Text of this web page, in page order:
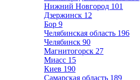
Нижний Новгород 101
Дзержинск 12
Бор 9
Челябинская область 196
Челябинск 90
Магнитогорск 27
Миасс 15
Киев 190
Самарская область 189